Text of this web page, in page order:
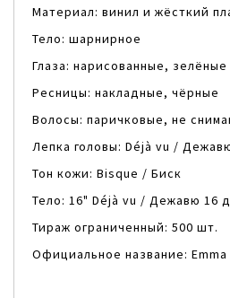
Материал: винил и жёсткий
Тело: шарнирное
Глаза: нарисованные, зелёные
Ресницы: накладные, чёрные
Волосы: паричковые, не
Лепка головы: Déjà vu /
Тон кожи: Bisque / Биск
Тело: 16" Déjà vu / Дежавю 16
Тираж ограниченный: 500 шт.
Официальное название: